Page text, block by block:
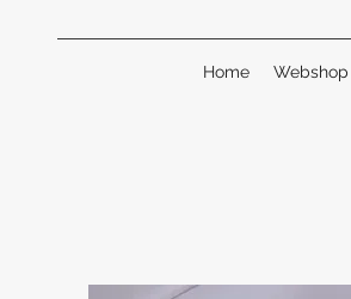
Home Webshop